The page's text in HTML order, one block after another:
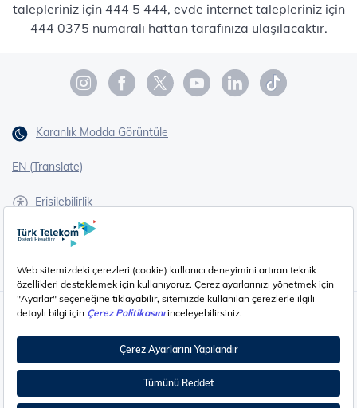
talepleriniz için 444 5 444, evde internet talepleriniz için
444 0375 numaralı hattan tarafınıza ulaşılacaktır.
Karanlık Modda Görüntüle
EN (Translate)
Erişilebilirlik
İşaret Dili Çevirisi
Çerez Ayarları